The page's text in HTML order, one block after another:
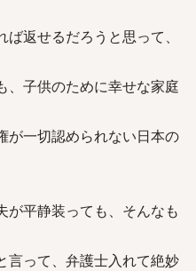
返せるだろうと思って、
、子供のために幸せな家庭
が一切認められない日本の
が平静装っても、そんなも
言って、弁護士入れて絶妙